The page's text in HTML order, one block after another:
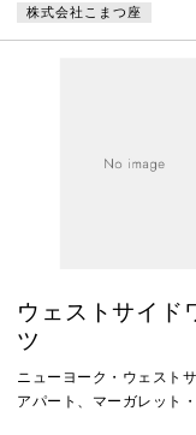
「オデオン堂」に4人の家
人の間借り人が仲良く暮
ろが長女・みさをがたくさ
株式会社こまつ座
ウェストサイド
ツ
ニューヨーク・ウェスト
アパート、マーガレット